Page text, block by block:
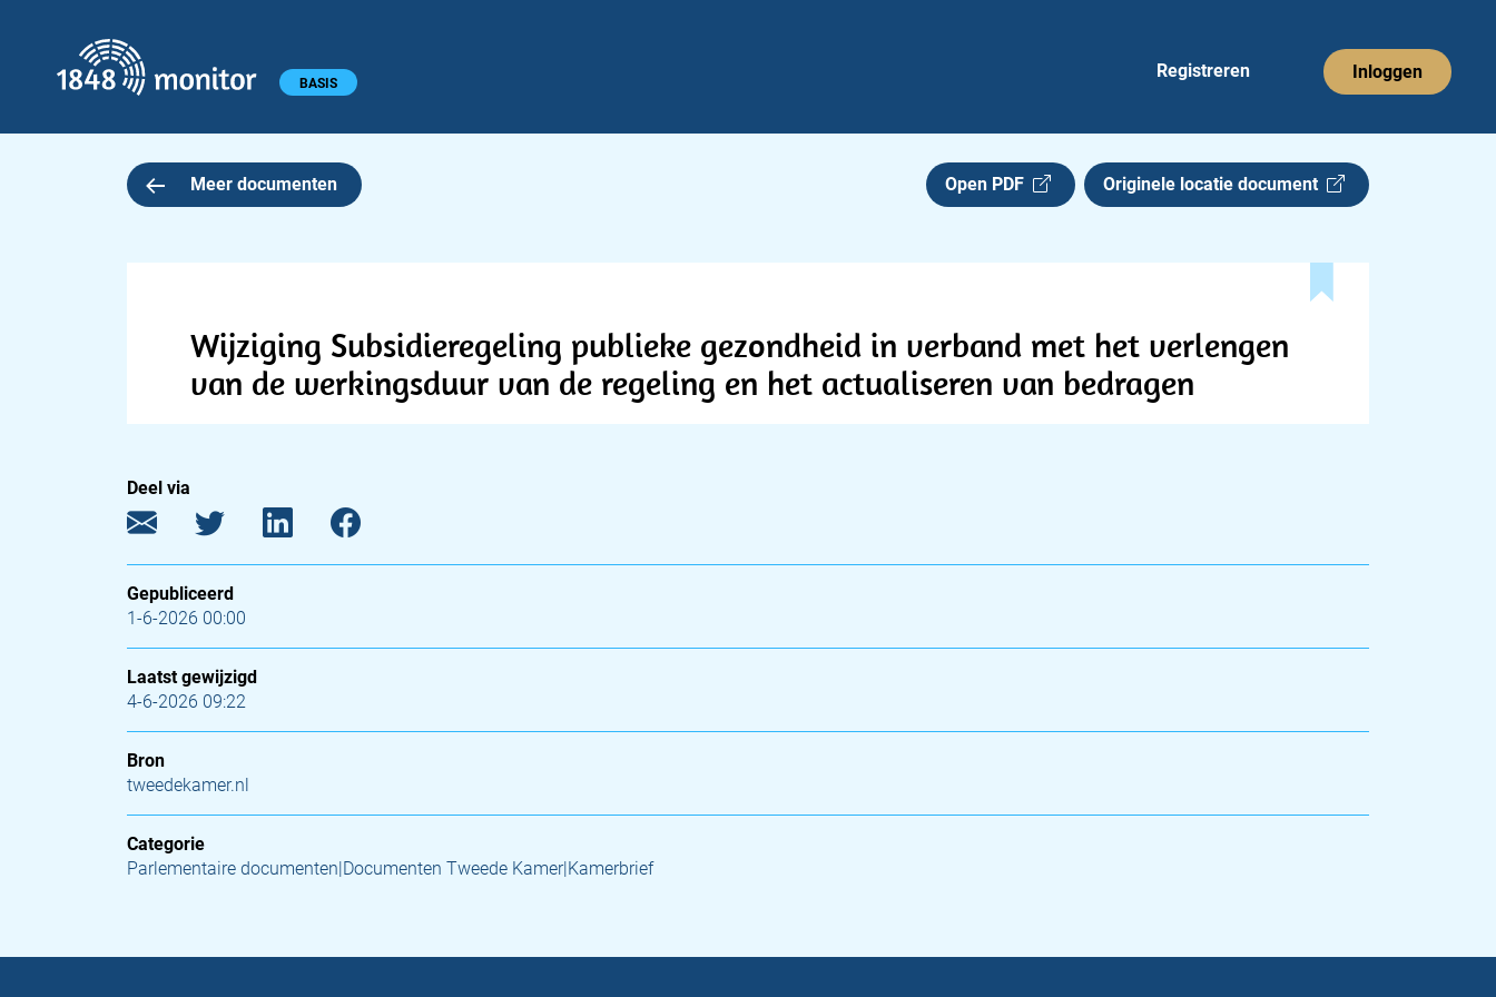
Hoofdmenu BASIS
Registreren Inloggen
Meer documenten Open PDF Originele locatie document
Wijziging Subsidieregeling publieke gezondheid in verband met het verlengen
van de werkingsduur van de regeling en het actualiseren van bedragen
Deel via
Gepubliceerd
1-6-2026 00:00
Laatst gewijzigd
4-6-2026 09:22
Bron
tweedekamer.nl
Categorie
Parlementaire documenten|Documenten Tweede Kamer|Kamerbrief